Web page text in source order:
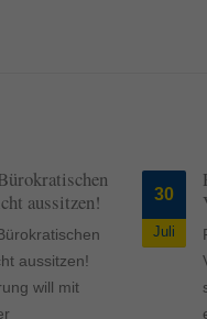
aussitzen!
aussitzen!
will mit
30
Juli